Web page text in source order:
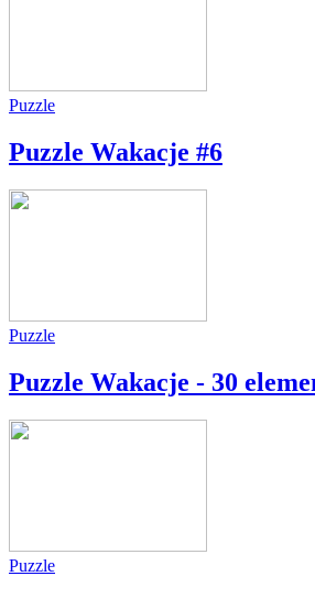
Puzzle
Puzzle Wakacje #6
Puzzle
Puzzle Wakacje - 30
Puzzle